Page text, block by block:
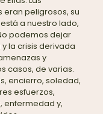
eran peligrosos, su
a nuestro lado,
podemos dejar
la crisis derivada
y
casos, de varias.
encierro, soledad,
esfuerzos,
enfermedad y,